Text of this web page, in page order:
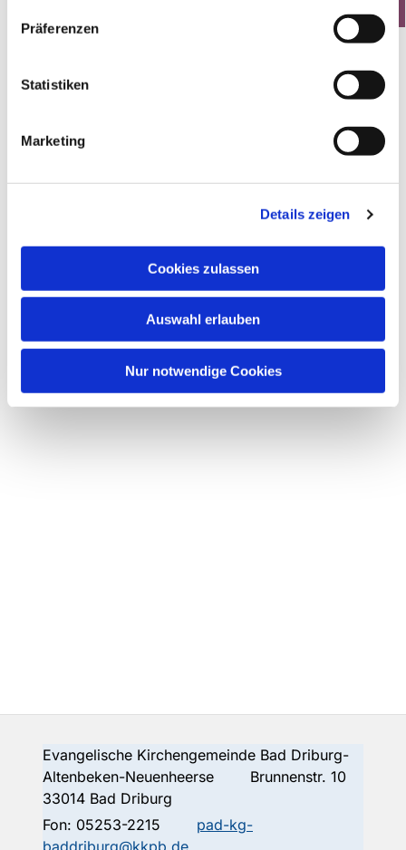
Präferenzen
Statistiken
Marketing
Details zeigen
Cookies zulassen
Auswahl erlauben
Nur notwendige Cookies
Dies könnte Sie auch
interessieren
Evangelische Kirchengemeinde Bad Driburg-
Altenbeken-Neuenheerse Brunnenstr. 10
33014 Bad Driburg
Fon: 05253-2215
pad-kg-